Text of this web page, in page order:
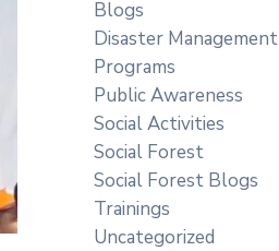
Blogs
Disaster Management
Programs
Public Awareness
Social Activities
Social Forest
Social Forest Blogs
Trainings
Uncategorized